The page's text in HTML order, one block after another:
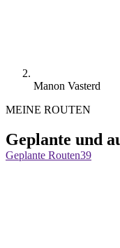
Manon Vasterd
MEINE ROUTEN
Geplante und
Geplante Routen39